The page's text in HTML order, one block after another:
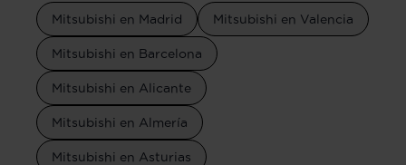
Mitsubishi en Madrid Mitsubishi en Valencia
Mitsubishi en Barcelona
Mitsubishi en Alicante
Mitsubishi en Almería
Mitsubishi en Asturias